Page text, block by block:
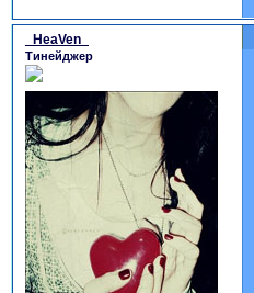
_HeaVen_
Тинейджер